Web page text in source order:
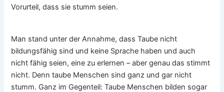
Vorurteil, dass sie stumm seien.
Man stand unter der Annahme, dass Taube nicht
bildungsfähig sind und keine Sprache haben und auch
nicht fähig seien, eine zu erlernen – aber genau das stimmt
nicht. Denn taube Menschen sind ganz und gar nicht
stumm. Ganz im Gegenteil: Taube Menschen bilden sogar